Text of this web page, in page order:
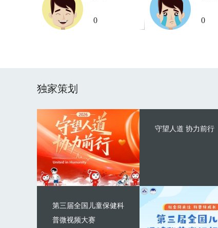
0 0
独家策划
守望人道 协力前行
第三届全国儿童保健科
普微视频大赛